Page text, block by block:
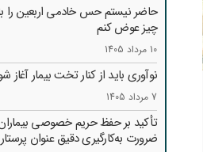
حاضر نیستم حس خادمی اربعین را
چیز عوض کنم
10 مرداد 1405
نوآوری باید از کنار تخت بیمار آغاز
7 مرداد 1405
تأکید بر حفظ حریم خصوصی
ضرورت به‌کارگیری دقیق عنوان پرستار